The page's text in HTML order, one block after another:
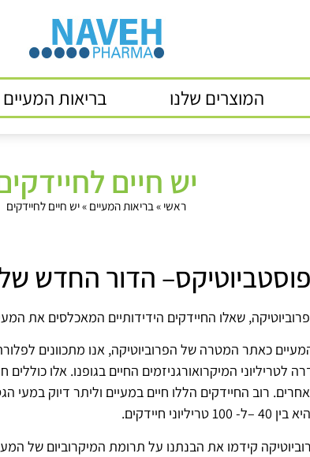
המוצרים שלנו בריאות המעיים
יש חיים
ראשי »בריאות המעיים »יש חיים לחיידקים
הדור החדש
שאלו החיידקים הידידותיים המאכלסים את
כאתר המטרה של הפרוביוטיקה, אנו מתכוונים
לטריליוני המיקרואורגניזמים החיים בגופנו. אלו כוללים
חיידקים.
קידמו את הבנתנו על תרומת המיקרוביום של